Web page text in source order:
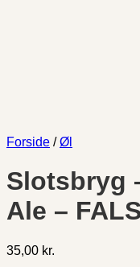
Forside / Øl
Slotsbryg
Ale –
35,00 kr.